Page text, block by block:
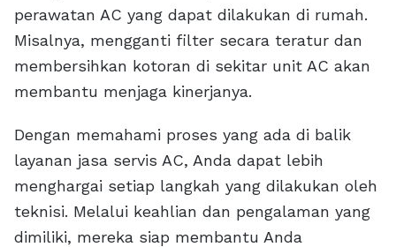
perawatan AC yang dapat dilakukan di rumah.
Misalnya, mengganti filter secara teratur dan
membersihkan kotoran di sekitar unit AC akan
membantu menjaga kinerjanya.
Dengan memahami proses yang ada di balik
layanan jasa servis AC, Anda dapat lebih
menghargai setiap langkah yang dilakukan oleh
teknisi. Melalui keahlian dan pengalaman yang
dimiliki, mereka siap membantu Anda